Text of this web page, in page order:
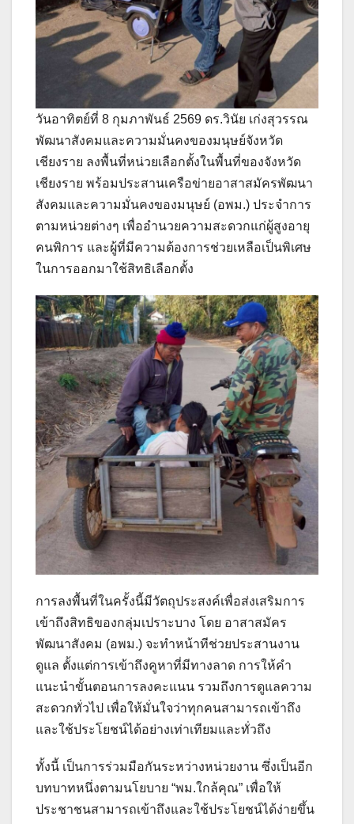
วันอาทิตย์ที่ 8 กุมภาพันธ์ 2569 ดร.วินัย เก่งสุวรรณ
พัฒนาสังคมและความมั่นคงของมนุษย์จังหวัด
เชียงราย ลงพื้นที่หน่วยเลือกตั้งในพื้นที่ของจังหวัด
เชียงราย พร้อมประสานเครือข่ายอาสาสมัครพัฒนา
สังคมและความมั่นคงของมนุษย์ (อพม.) ประจำการ
ตามหน่วยต่างๆ เพื่ออำนวยความสะดวกแก่ผู้สูงอายุ
คนพิการ และผู้ที่มีความต้องการช่วยเหลือเป็นพิเศษ
ในการออกมาใช้สิทธิเลือกตั้ง
การลงพื้นที่ในครั้งนี้มีวัตถุประสงค์เพื่อส่งเสริมการ
เข้าถึงสิทธิของกลุ่มเปราะบาง โดย อาสาสมัคร
พัฒนาสังคม (อพม.) จะทำหน้าทีช่วยประสานงาน
ดูแล ตั้งแต่การเข้าถึงคูหาที่มีทางลาด การให้คำ
แนะนำขั้นตอนการลงคะแนน รวมถึงการดูแลความ
สะดวกทั่วไป เพื่อให้มั่นใจว่าทุกคนสามารถเข้าถึง
และใช้ประโยชน์ได้อย่างเท่าเทียมและทั่วถึง
ทั้งนี้ เป็นการร่วมมือกันระหว่างหน่วยงาน ซึ่งเป็นอีก
บทบาทหนึ่งตามนโยบาย “พม.ใกล้คุณ” เพื่อให้
ประชาชนสามารถเข้าถึงและใช้ประโยชน์ได้ง่ายขึ้น